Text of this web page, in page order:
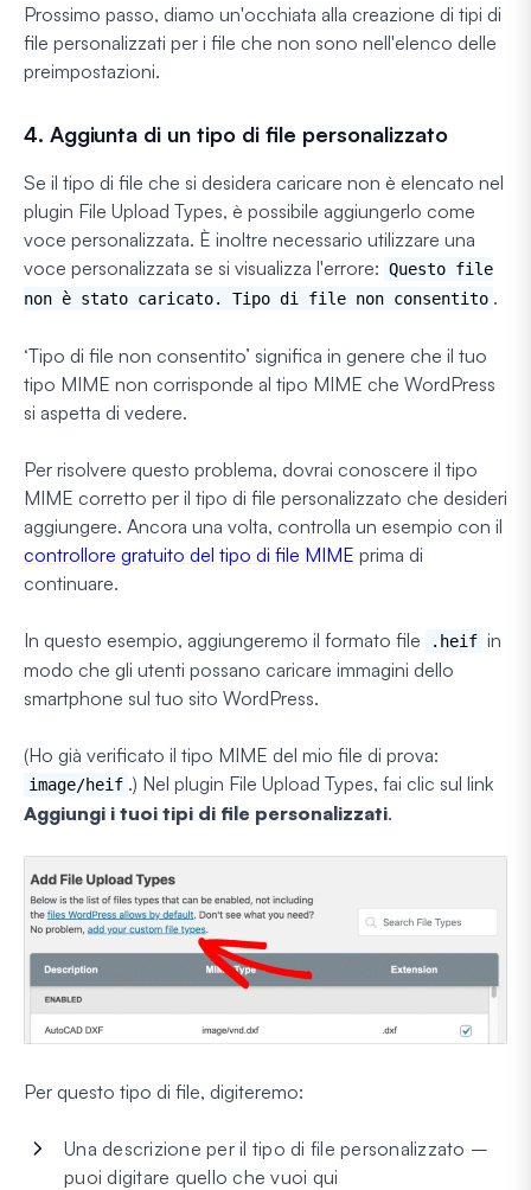
Prossimo passo, diamo un'occhiata alla creazione di tipi di
file personalizzati per i file che non sono nell'elenco delle
preimpostazioni.
4. Aggiunta di un tipo di file personalizzato
Se il tipo di file che si desidera caricare non è elencato nel
plugin File Upload Types, è possibile aggiungerlo come
voce personalizzata. È inoltre necessario utilizzare una
voce personalizzata se si visualizza l'errore: Questo file
non è stato caricato. Tipo di file non consentito .
‘Tipo di file non consentito’ significa in genere che il tuo
tipo MIME non corrisponde al tipo MIME che WordPress
si aspetta di vedere.
Per risolvere questo problema, dovrai conoscere il tipo
MIME corretto per il tipo di file personalizzato che desideri
aggiungere. Ancora una volta, controlla un esempio con il
controllore gratuito del tipo di file MIME prima di
continuare.
In questo esempio, aggiungeremo il formato file .heif in
modo che gli utenti possano caricare immagini dello
smartphone sul tuo sito WordPress.
(Ho già verificato il tipo MIME del mio file di prova:
image/heif .) Nel plugin File Upload Types, fai clic sul link
Aggiungi i tuoi tipi di file personalizzati.
Per questo tipo di file, digiteremo:
Una descrizione per il tipo di file personalizzato –
puoi digitare quello che vuoi qui